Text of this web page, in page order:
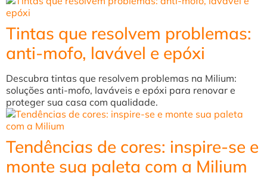
Tintas que resolvem problemas:
anti-mofo, lavável e epóxi
Descubra tintas que resolvem problemas na Milium:
soluções anti-mofo, laváveis e epóxi para renovar e
proteger sua casa com qualidade.
Tendências de cores: inspire-se e
monte sua paleta com a Milium